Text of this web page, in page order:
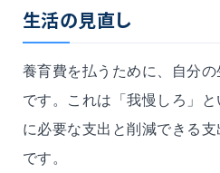
生活の見直し
養育費を払うために、自分
です。これは「我慢しろ」
に必要な支出と削減できる
です。